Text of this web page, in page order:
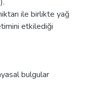
ile birlikte yağ
etkilediği
bulgular